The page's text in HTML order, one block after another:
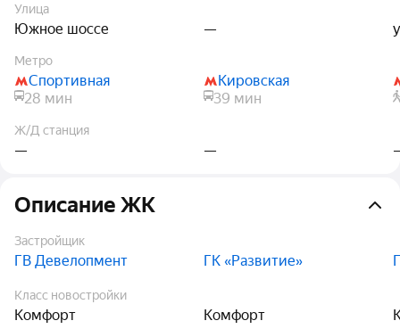
Улица
Южное шоссе —
Метро
Спортивная
28 мин
Кировская
39 мин
Ж/Д станция
— —
Описание ЖК
Застройщик
ГВ Девелопмент ГК «Развитие»
Класс новостройки
Комфорт Комфорт